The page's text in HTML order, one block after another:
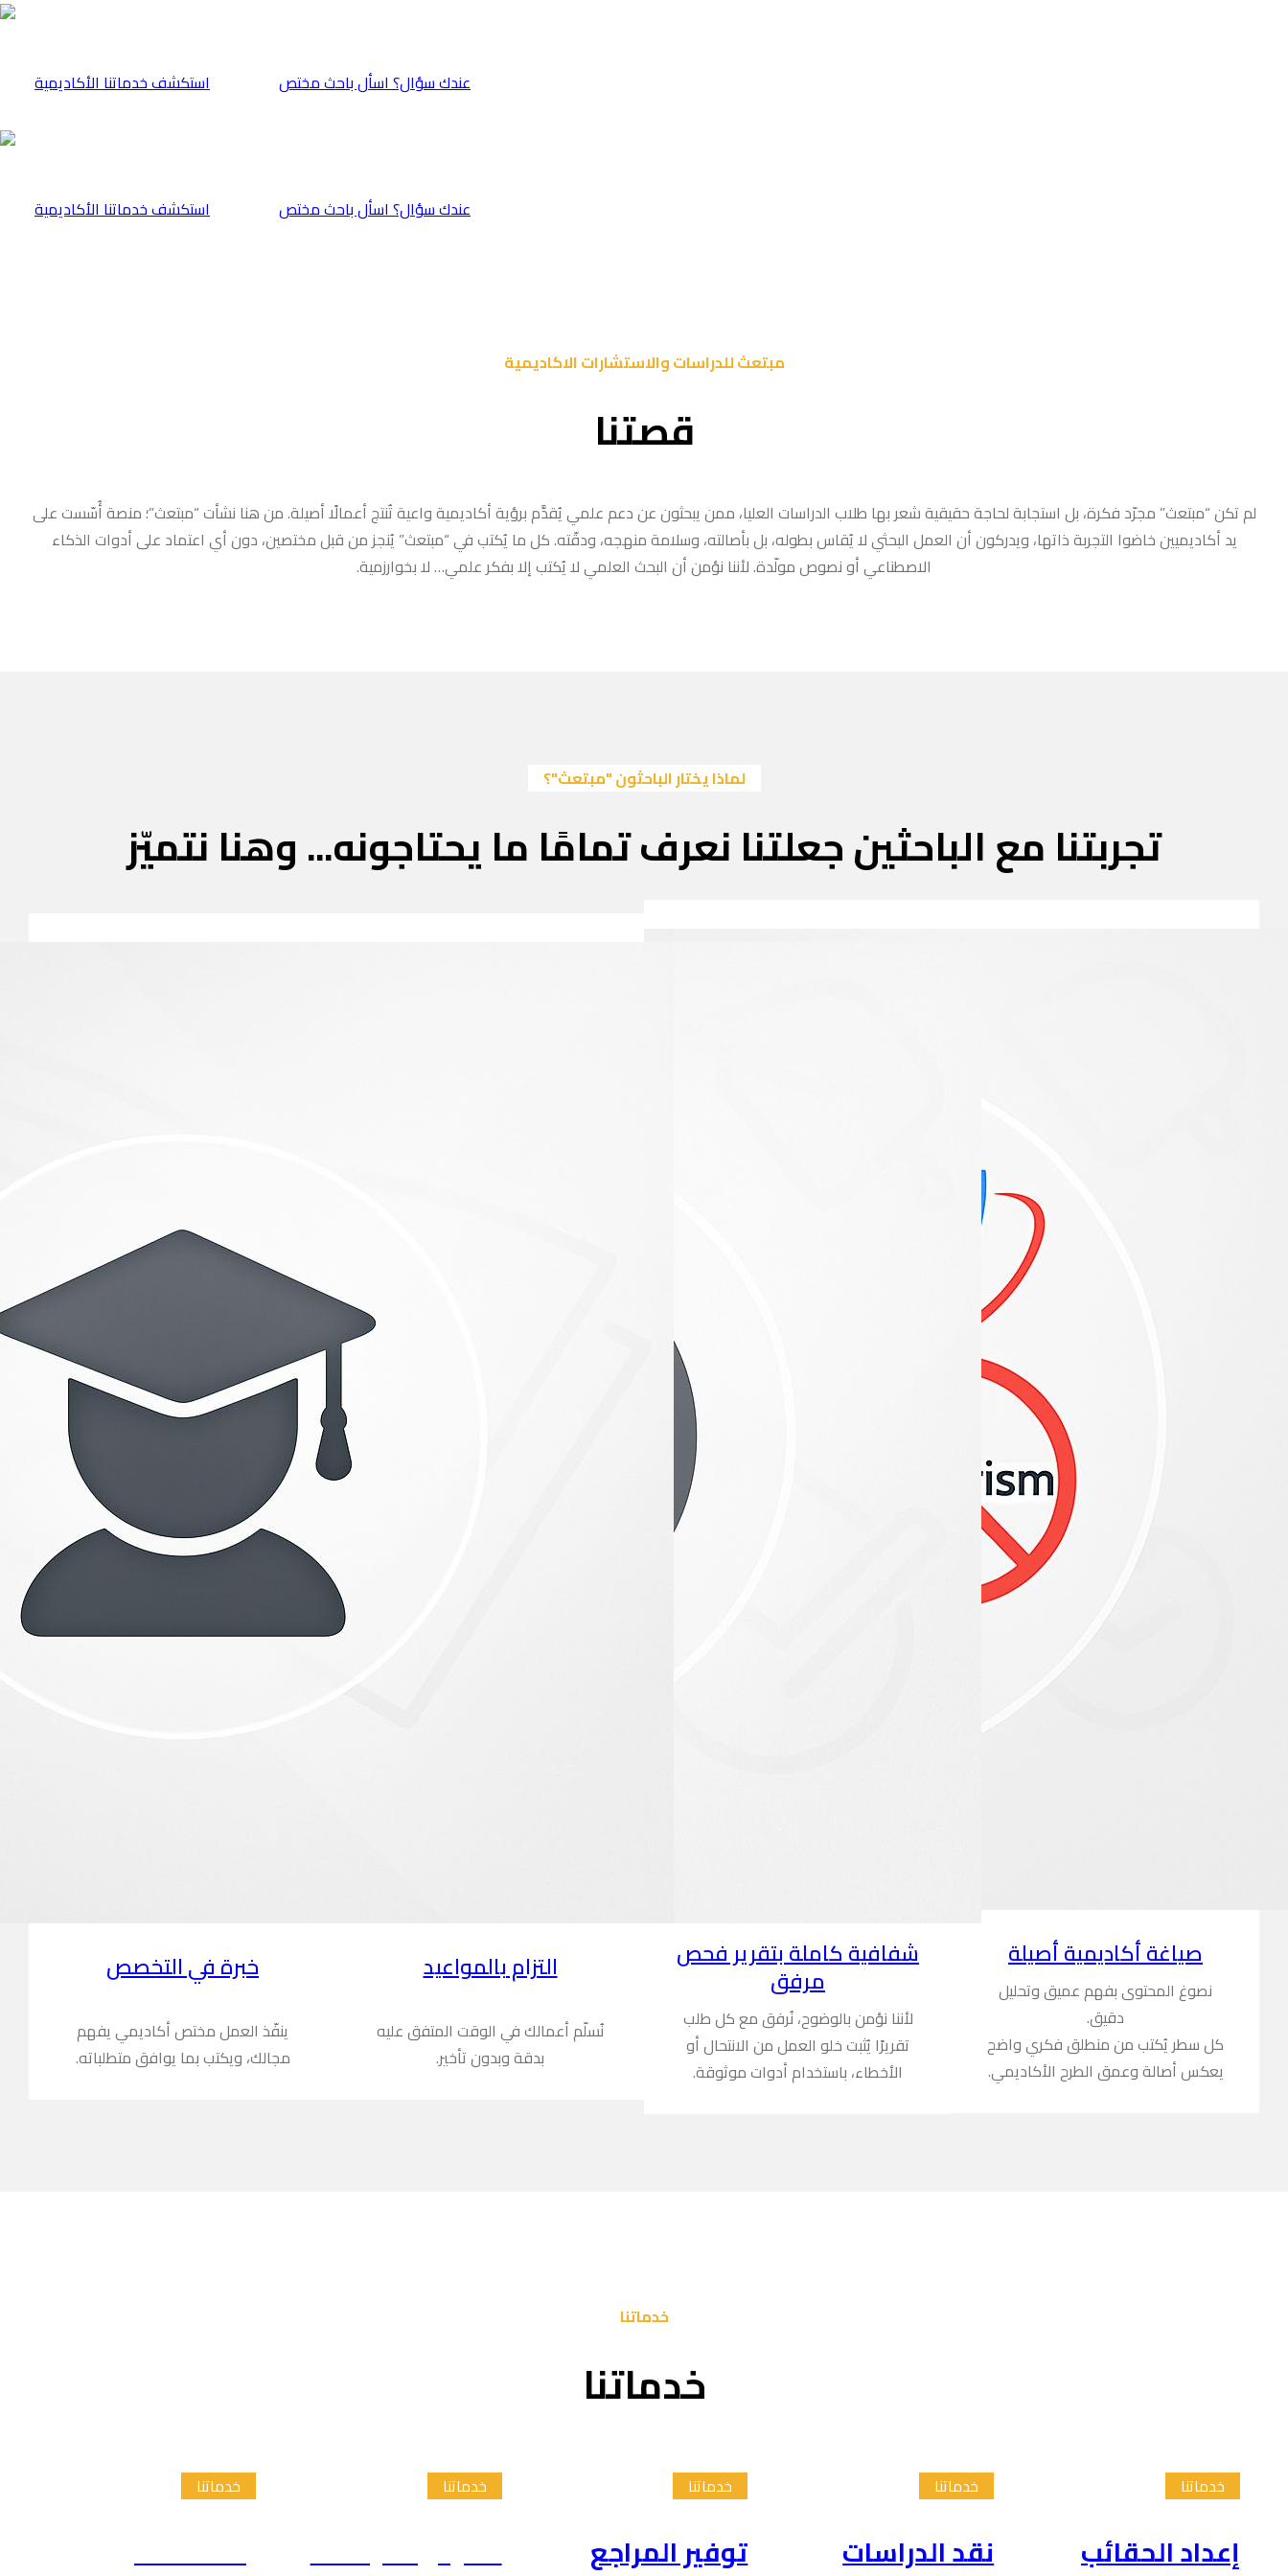
⁠استكشف خدماتنا الأكاديمية عندك سؤال؟ اسأل باحث مختص
⁠استكشف خدماتنا الأكاديمية عندك سؤال؟ اسأل باحث مختص
مبتعث للدراسات والاستشارات الاكاديمية
قصتنا
لم تكن “مبتعث” مجرّد فكرة، بل استجابة لحاجة حقيقية شعر بها طلاب الدراسات العليا، ممن يبحثون عن دعم علمي يُقدَّم برؤية أكاديمية واعية تُنتج أعمالًا أصيلة. من هنا نشأت “مبتعث”؛ منصة أُسّست على
يد أكاديميين خاضوا التجربة ذاتها، ويدركون أن العمل البحثي لا يُقاس بطوله، بل بأصالته، وسلامة منهجه، ودقّته. كل ما يُكتب في “مبتعث” يُنجز من قبل مختصين، دون أي اعتماد على أدوات الذكاء
الاصطناعي أو نصوص مولّدة. لأننا نؤمن أن البحث العلمي لا يُكتب إلا بفكر علمي… لا بخوارزمية.
لماذا يختار الباحثون "مبتعث"؟
تجربتنا مع الباحثين جعلتنا نعرف تمامًا ما يحتاجونه... وهنا نتميّز
صياغة أكاديمية أصيلة
نصوغ المحتوى بفهم عميق وتحليل
دقيق.
كل سطر يُكتب من منطلق فكري واضح
يعكس أصالة وعمق الطرح الأكاديمي.
شفافية كاملة بتقرير فحص
مرفق
لأننا نؤمن بالوضوح، نُرفق مع كل طلب
تقريرًا يُثبت خلو العمل من الانتحال أو
الأخطاء، باستخدام أدوات موثوقة.
التزام بالمواعيد
نُسلّم أعمالك في الوقت المتفق عليه
بدقة وبدون تأخير.
خبرة في التخصص
ينفّذ العمل مختص أكاديمي يفهم
مجالك، ويكتب بما يوافق متطلباته.
خدماتنا
خدماتنا
خدماتنا
إعداد الحقائب
خدماتنا
نقد الدراسات
خدماتنا
توفير المراجع
خدماتنا
تلخيص الدراسات
خدماتنا
إعداد الاطار